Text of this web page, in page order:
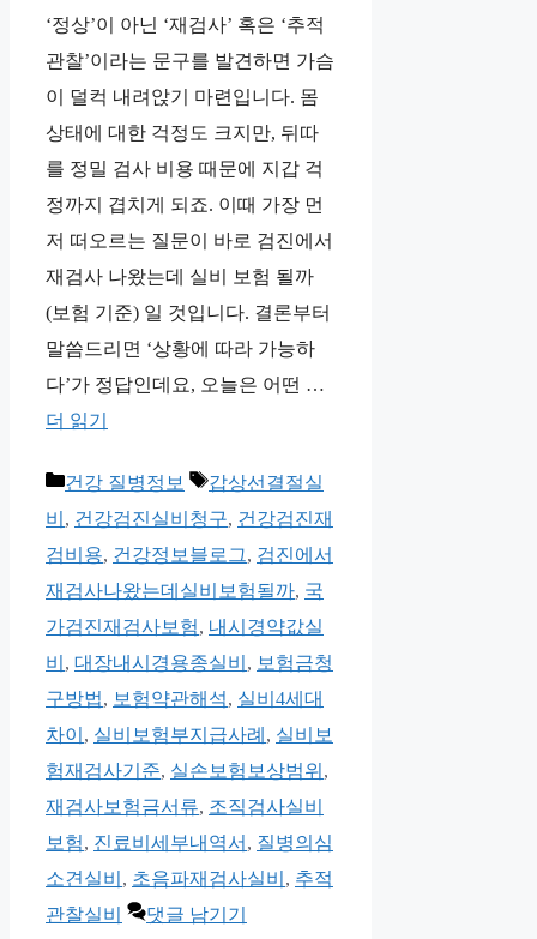
‘정상’이 아닌 ‘재검사’ 혹은 ‘추적
관찰’이라는 문구를 발견하면 가슴
이 덜컥 내려앉기 마련입니다. 몸
상태에 대한 걱정도 크지만, 뒤따
를 정밀 검사 비용 때문에 지갑 걱
정까지 겹치게 되죠. 이때 가장 먼
저 떠오르는 질문이 바로 검진에서
재검사 나왔는데 실비 보험 될까
(보험 기준) 일 것입니다. 결론부터
말씀드리면 ‘상황에 따라 가능하
다’가 정답인데요, 오늘은 어떤 …
더 읽기
카
테
고
리
건강 질병정보
태
그
갑상선결절실
비 , 건강검진실비청구, 건강검진재
검비용, 건강정보블로그, 검진에서
재검사나왔는데실비보험될까, 국
가검진재검사보험, 내시경약값실
비 , 대장내시경용종실비 , 보험금청
구방법, 보험약관해석, 실비4세대
차이 , 실비보험부지급사례 , 실비보
험재검사기준, 실손보험보상범위 ,
재검사보험금서류, 조직검사실비
보험, 진료비세부내역서 , 질병의심
소견실비 , 초음파재검사실비 , 추적
관찰실비
댓글 남기기